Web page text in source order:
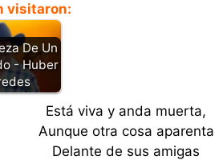
visitaron:
De Un
- Huber
Está viva y anda muerta,
Aunque otra cosa aparenta
Delante de sus amigas